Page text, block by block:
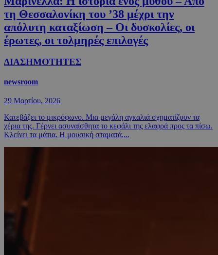
τη Θεσσαλονίκη του ’38 μέχρι την
απόλυτη καταξίωση – Οι δυσκολίες, οι
έρωτες, οι τολμηρές επιλογές
ΔΙΑΣΗΜΟΤΗΤΕΣ
newsroom
29 Μαρτίου, 2026
Κατεβάζει το μικρόφωνο. Μια μεγάλη αγκαλιά σχηματίζουν τα
χέρια της. Γέρνει ασυναίσθητα το κεφάλι της ελαφρά προς τα πίσω.
Κλείνει τα μάτια. Η μουσική σταματά....